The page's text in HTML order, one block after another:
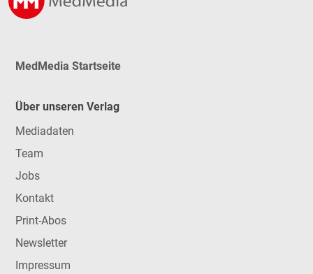
MedMedia Startseite
Über unseren Verlag
Mediadaten
Team
Jobs
Kontakt
Print-Abos
Newsletter
Impressum